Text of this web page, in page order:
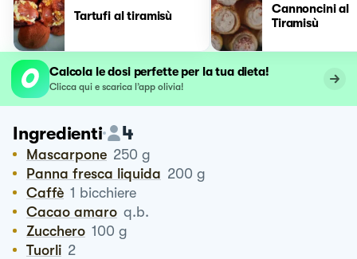
Tartufi al tiramisù
Cannoncini al
Tiramisù
Calcola le dosi perfette per la tua dieta!
Clicca qui e scarica l’app olivia!
Ingredienti 4
Mascarpone 250 g
Panna fresca liquida 200 g
Caffè 1 bicchiere
Cacao amaro q.b.
Zucchero 100 g
Tuorli 2